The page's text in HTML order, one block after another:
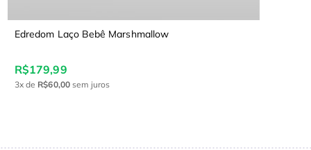
Edredom Laço Bebê Marshmallow
R$179,99
3x de R$60,00sem juros